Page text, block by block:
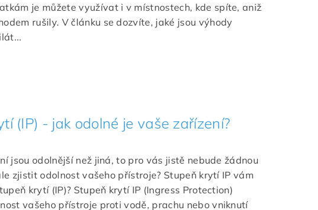
je můžete využívat i v místnostech, kde spíte, aniž
rušily. V článku se dozvíte, jaké jsou výhody
(IP) - jak odolné je vaše zařízení?
jsou odolnější než jiná, to pro vás jistě nebude žádnou
zjistit odolnost vašeho přístroje? Stupeň krytí IP vám
krytí (IP)? Stupeň krytí IP (Ingress Protection)
vašeho přístroje proti vodě, prachu nebo vniknutí